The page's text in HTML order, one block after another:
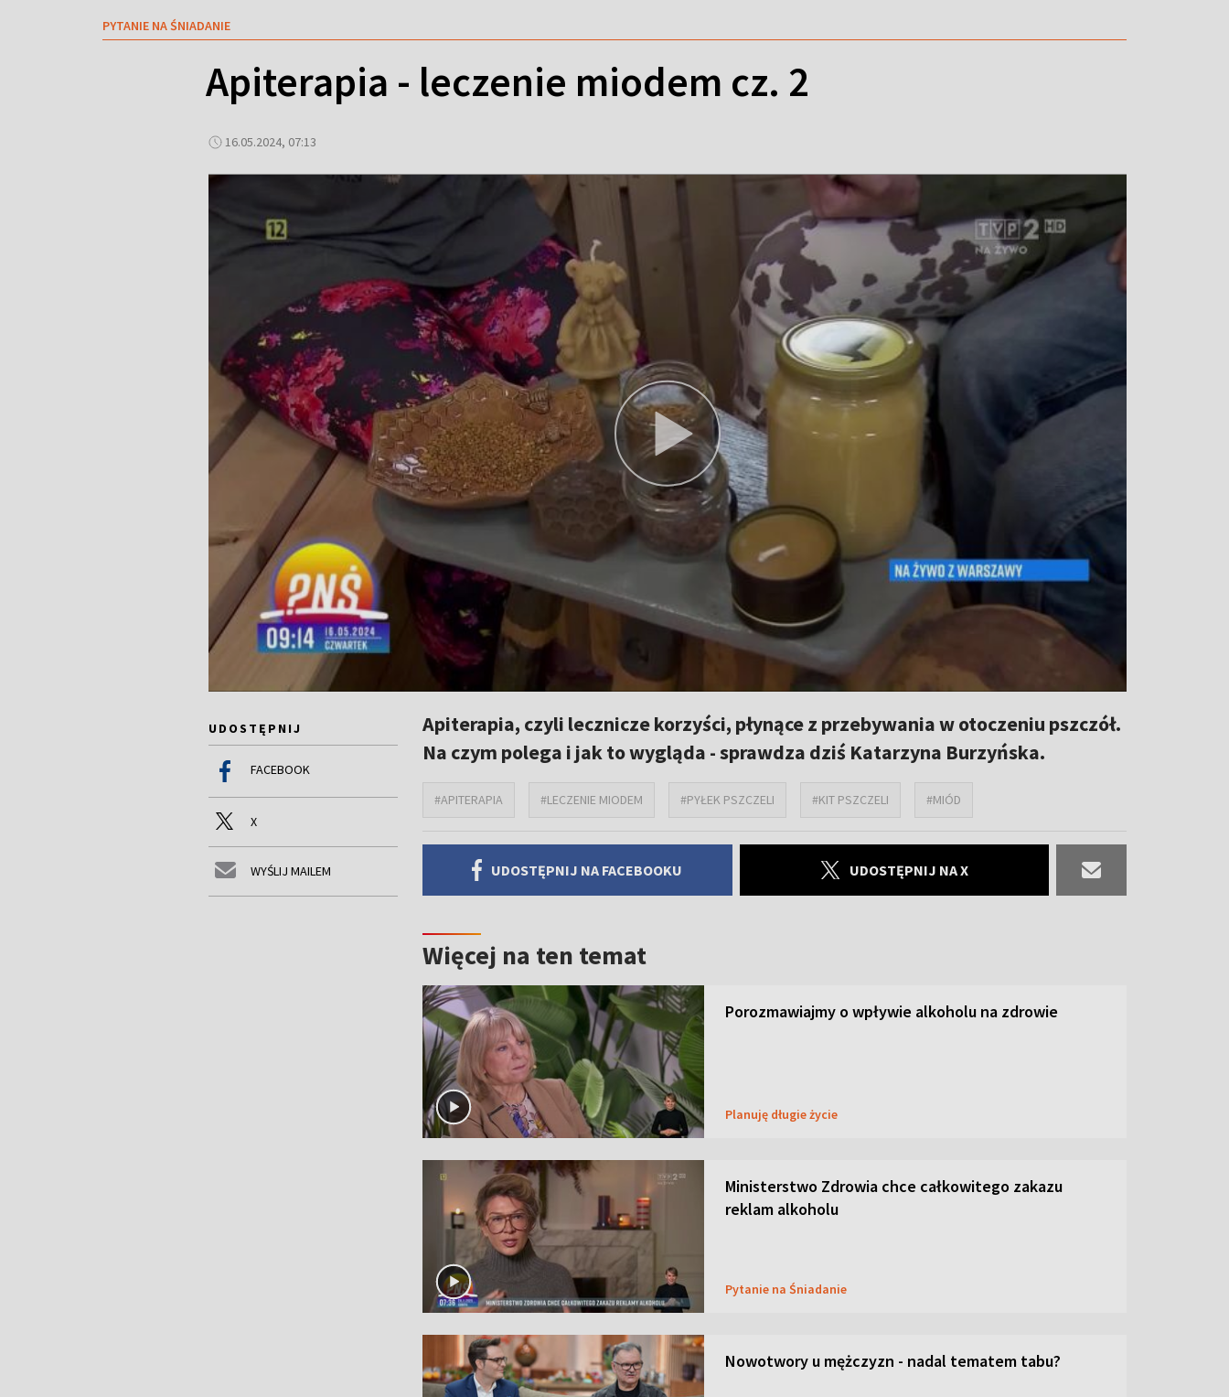
PYTANIE NA ŚNIADANIE
Apiterapia - leczenie miodem cz. 2
16.05.2024, 07:13
UDOSTĘPNIJ
FACEBOOK
X
WYŚLIJ MAILEM
Apiterapia, czyli lecznicze korzyści, płynące z przebywania w otoczeniu pszczół.
Na czym polega i jak to wygląda - sprawdza dziś Katarzyna Burzyńska.
#APITERAPIA #LECZENIE MIODEM #PYŁEK PSZCZELI #KIT PSZCZELI #MIÓD
UDOSTĘPNIJ NA FACEBOOKU UDOSTĘPNIJ NA X
Więcej na ten temat
Porozmawiajmy o wpływie alkoholu na zdrowie
Planuję długie życie
Ministerstwo Zdrowia chce całkowitego zakazu
reklam alkoholu
Pytanie na Śniadanie
Nowotwory u mężczyzn - nadal tematem tabu?